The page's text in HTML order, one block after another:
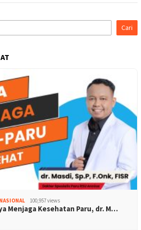
Cari
NASIONAL 100,957 views
Menjaga Kesehatan Paru, dr. M…